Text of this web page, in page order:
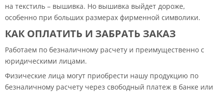
на текстиль – вышивка. Но вышивка выйдет дороже,
особенно при больших размерах фирменной символики.
КАК ОПЛАТИТЬ И ЗАБРАТЬ ЗАКАЗ
Работаем по безналичному расчету и преимущественно с
юридическими лицами.
Физические лица могут приобрести нашу продукцию по
безналичному расчету через свободный платеж в банке или